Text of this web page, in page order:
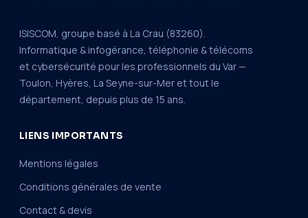
ISISCOM, groupe basé à La Crau (83260).
Informatique & infogérance, téléphonie & télécoms
et cybersécurité pour les professionnels du Var —
Toulon, Hyères, La Seyne-sur-Mer et tout le
département, depuis plus de 15 ans.
LIENS IMPORTANTS
Mentions légales
Conditions générales de vente
Contact & devis